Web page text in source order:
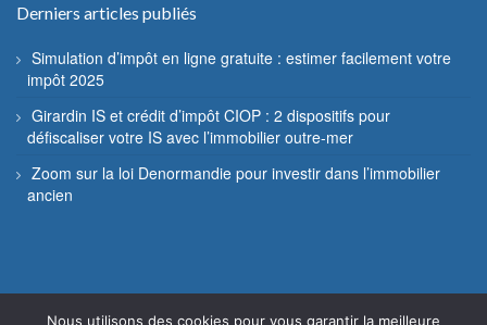
Derniers articles publiés
Simulation d’impôt en ligne gratuite : estimer facilement votre
impôt 2025
Girardin IS et crédit d’impôt CIOP : 2 dispositifs pour
défiscaliser votre IS avec l’immobilier outre-mer
Zoom sur la loi Denormandie pour investir dans l’immobilier
ancien
Nous utilisons des cookies pour vous garantir la meilleure